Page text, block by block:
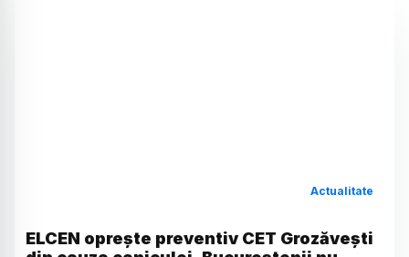
Actualitate
ELCEN oprește preventiv CET Grozăvești